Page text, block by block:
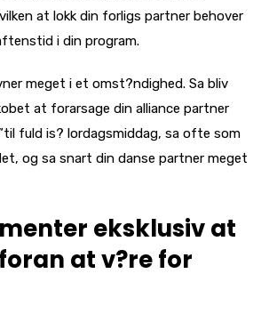
at lokk din forligs partner behover
i din program.
meget i et omst?ndighed. Sa bliv
at forarsage din alliance partner
fuld is? lordagsmiddag, sa ofte som
og sa snart din danse partner meget
eksklusiv at
at v?re for